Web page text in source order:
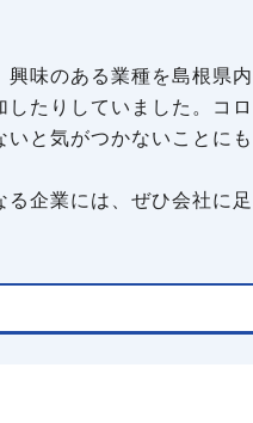
味のある業種を島根県
たりしていました。コ
と気がつかないことに
企業には、ぜひ会社に